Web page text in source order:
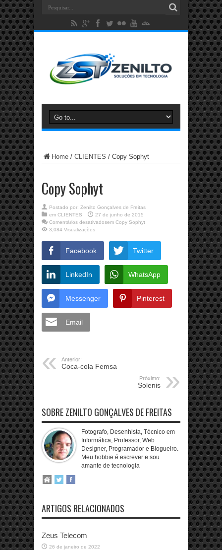
Home / CLIENTES / Copy Sophyt
Copy Sophyt
Postado por: Zenilto Gonçalves de Freitas
em CLIENTES
27 de junho de 2015
Comentários desativadosem Copy Sophyt
3,084 Visualizações
Facebook Twitter
LinkedIn WhatsApp
Messenger Pinterest
Email
Anterior:
Coca-cola Femsa
Próximo:
Solenis
SOBRE ZENILTO GONÇALVES DE FREITAS
Fotografo, Desenhista, Técnico em
Informática, Professor, Web
Designer, Programador e Blogueiro.
Meu hobbie é escrever e sou
amante de tecnologia
ARTIGOS RELACIONADOS
Zeus Telecom
26 de janeiro de 2022